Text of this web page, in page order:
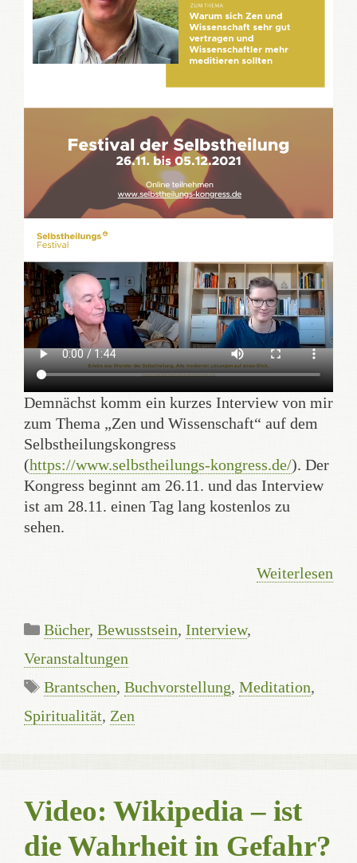
Demnächst komm ein kurzes Interview von mir
zum Thema „Zen und Wissenschaft“ auf dem
Selbstheilungskongress
(https://www.selbstheilungs-kongress.de/). Der
Kongress beginnt am 26.11. und das Interview
ist am 28.11. einen Tag lang kostenlos zu
sehen.
Weiterlesen
Kategorien
Bücher, Bewusstsein, Interview,
Veranstaltungen
Schlagwörter
Brantschen, Buchvorstellung, Meditation,
Spiritualität, Zen
Video: Wikipedia – ist
die Wahrheit in Gefahr?